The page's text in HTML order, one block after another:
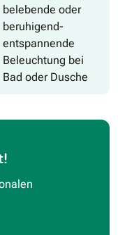
belebende oder
beruhigend-
entspannende
Beleuchtung bei
Bad oder Dusche